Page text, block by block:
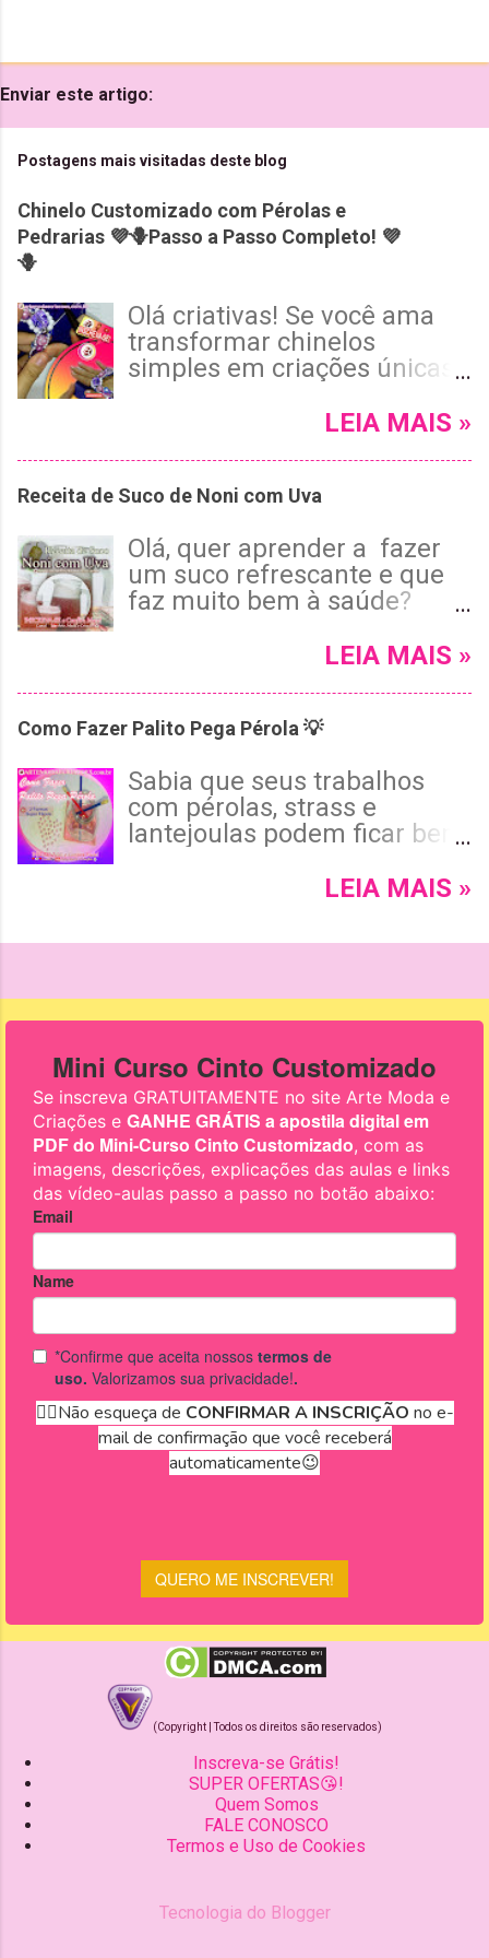
Enviar este artigo:
Postagens mais visitadas deste blog
Chinelo Customizado com Pérolas e
Pedrarias 💜🪻Passo a Passo Completo! 💜
🪻
Olá criativas! Se você ama
transformar chinelos
simples em criações únicas
o tutorial de hoje! Neste
um chinelo Havaianas roxo
pedrarias, com um
acabamento invisível e tema
floral encantador. 😉 Leia
LEIA MAIS »
Receita de Suco de Noni com Uva
Olá, quer aprender a fazer
um suco refrescante e que
faz muito bem à saúde?
suco de noni com uva bem
aproveite bem essa dica.
LEIA MAIS »
Como Fazer Palito Pega Pérola 💡
Sabia que seus trabalhos
com pérolas, strass e
lantejoulas podem ficar bem
Pega Pérolas ou Pega
mais e confira como fazer
formas diferentes e bem
fáceis, ok?! !
LEIA MAIS »
(Copyright | Todos os direitos são reservados)
Inscreva-se Grátis!
SUPER OFERTAS😘!
Quem Somos
FALE CONOSCO
Termos e Uso de Cookies
Tecnologia do Blogger